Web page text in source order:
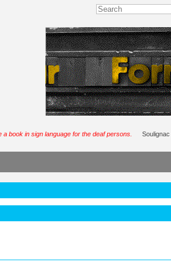
book in sign language for the deaf persons. Soulignac